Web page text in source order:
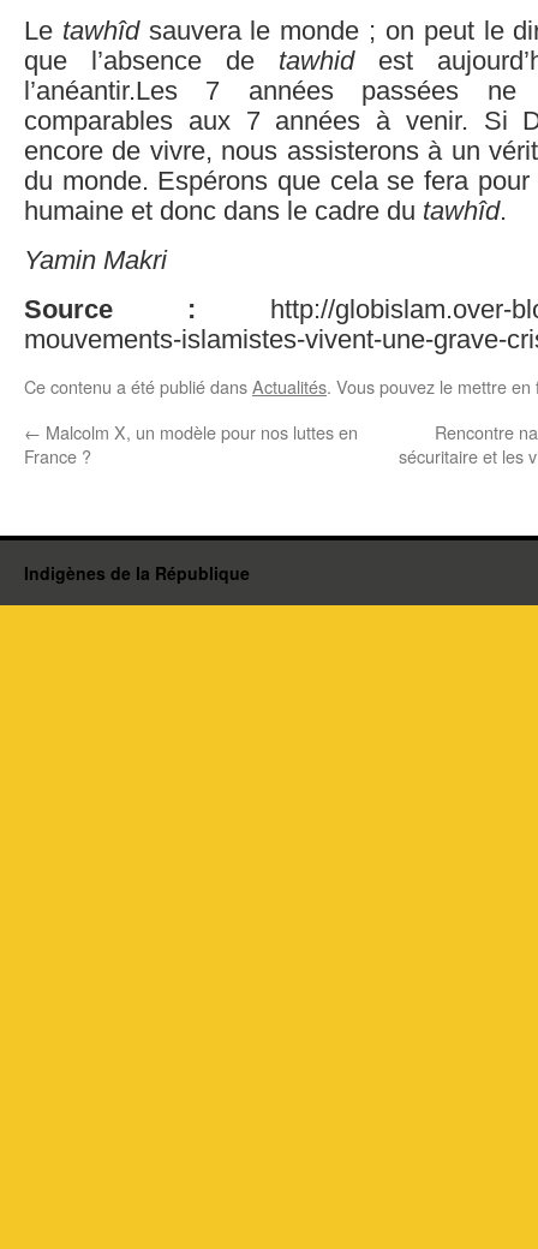
Le tawhîdsauvera le monde ; on peut le
que l’absence de tawhidest
l’anéantir.Les 7 années passées
comparables aux 7 années à venir. Si
encore de vivre, nous assisterons à un
du monde. Espérons que cela se fera
humaine et donc dans le cadre du tawhîd.
Yamin Makri
Source : http://globislam.over-
mouvements-islamistes-vivent-une-grave-
Ce contenu a été publié dansActualités. Vous pouvez le mettre
← Malcolm X, un modèle pour nos luttes en
France ?
Rencontre
sécuritaire et les
Indigènes de la République